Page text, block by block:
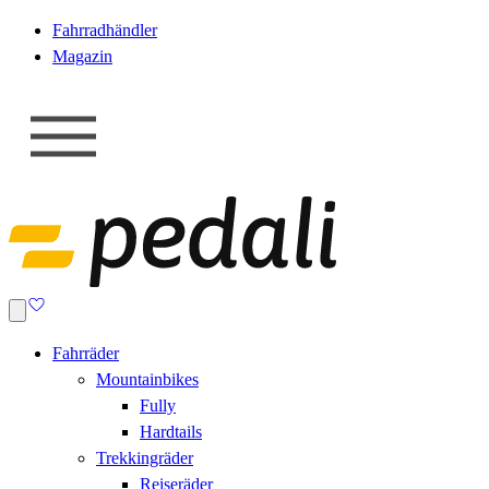
Fahrradhändler
Magazin
Fahrräder
Mountainbikes
Fully
Hardtails
Trekkingräder
Reiseräder